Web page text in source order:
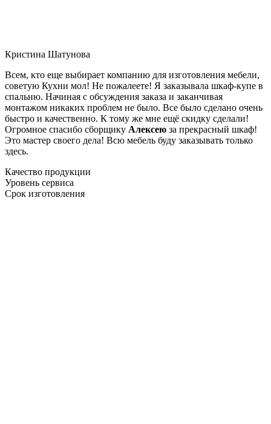
Кристина Шатунова
Всем, кто еще выбирает компанию для изготовления мебели,
советую Кухни мол! Не пожалеете! Я заказывала шкаф-купе в
спальню. Начиная с обсуждения заказа и заканчивая
монтажом никаких проблем не было. Все было сделано очень
быстро и качественно. К тому же мне ещё скидку сделали!
Огромное спасибо сборщику Алексею за прекрасный шкаф!
Это мастер своего дела! Всю мебель буду заказывать только
здесь.
Качество продукции
Уровень сервиса
Срок изготовления